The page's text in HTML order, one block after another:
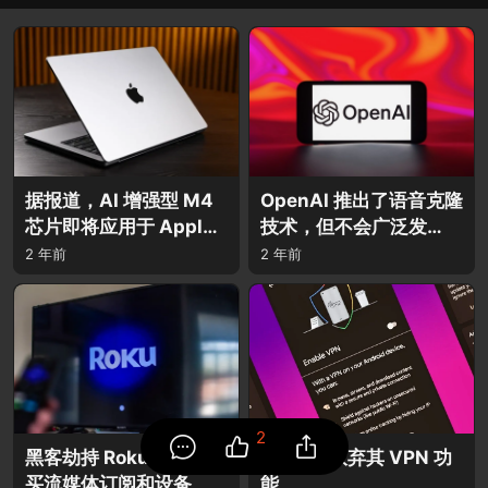
据报道，AI 增强型 M4
芯片即将应用于 Apple
的整个 Mac 产品线。
2 年前
OpenAI 推出了语音克隆
技术，但不会广泛发
布。
2 年前
黑客劫持 Roku 账户以购
Google 放弃其 VPN 功
2